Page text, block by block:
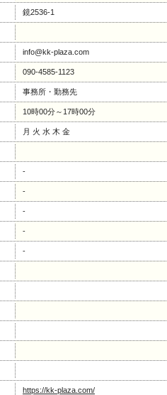
鏡2536-1
info@kk-plaza.com
090-4585-1123
事務所・勤務先
10時00分～17時00分
月 火 水 木 金
-
-
-
-
-
https://kk-plaza.com/